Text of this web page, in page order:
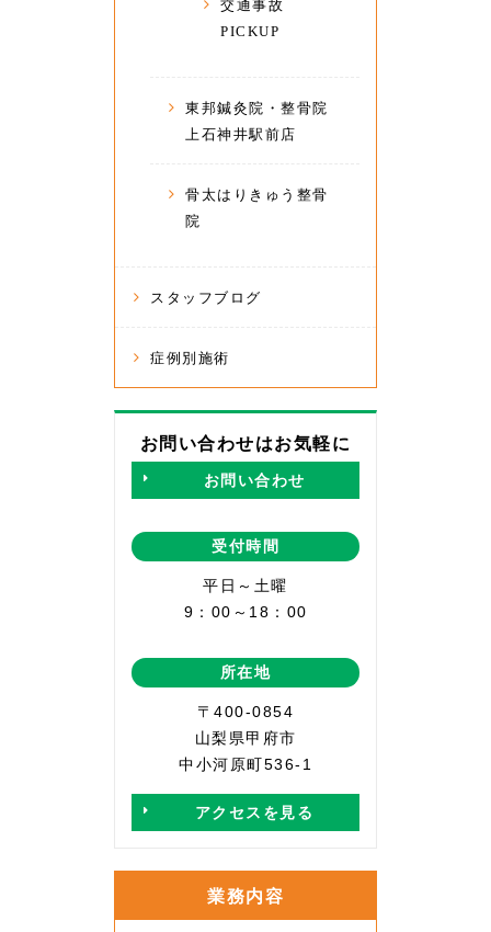
交通事故
PICKUP
東邦鍼灸院・整骨院
上石神井駅前店
骨太はりきゅう整骨
院
スタッフブログ
症例別施術
お問い合わせはお気軽に
お問い合わせ
受付時間
平日～土曜
9：00～18：00
所在地
〒400-0854
山梨県甲府市
中小河原町536-1
アクセスを見る
業務内容